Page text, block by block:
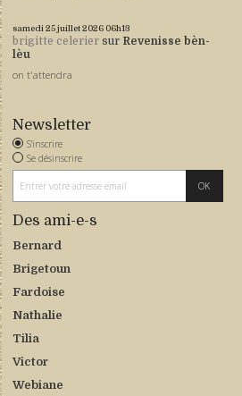
samedi 25juillet 2026 06h13
brigitte celerier sur Revenisse bèn-
lèu
on t'attendra
Newsletter
S'inscrire
Se désinscrire
Des ami-e-s
Bernard
Brigetoun
Fardoise
Nathalie
Tilia
Victor
Webiane